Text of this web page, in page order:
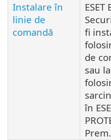
Instalare în
linie de
comandă
fi
de
sau
în
Prem.